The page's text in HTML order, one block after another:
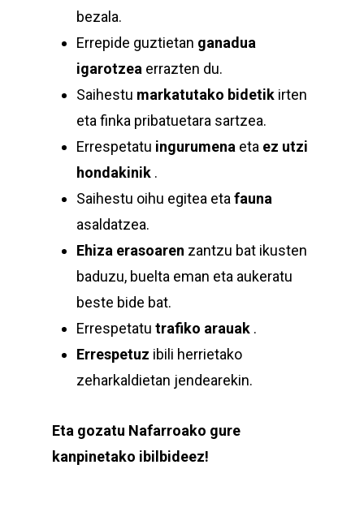
bezala.
Errepide guztietan ganadua
igarotzea errazten du.
Saihestu markatutako bidetik irten
eta finka pribatuetara sartzea.
Errespetatu ingurumena eta ez utzi
hondakinik .
Saihestu oihu egitea eta fauna
asaldatzea.
Ehiza erasoaren zantzu bat ikusten
baduzu, buelta eman eta aukeratu
beste bide bat.
Errespetatu trafiko arauak .
Errespetuz ibili herrietako
zeharkaldietan jendearekin.
Eta gozatu Nafarroako gure
kanpinetako ibilbideez!